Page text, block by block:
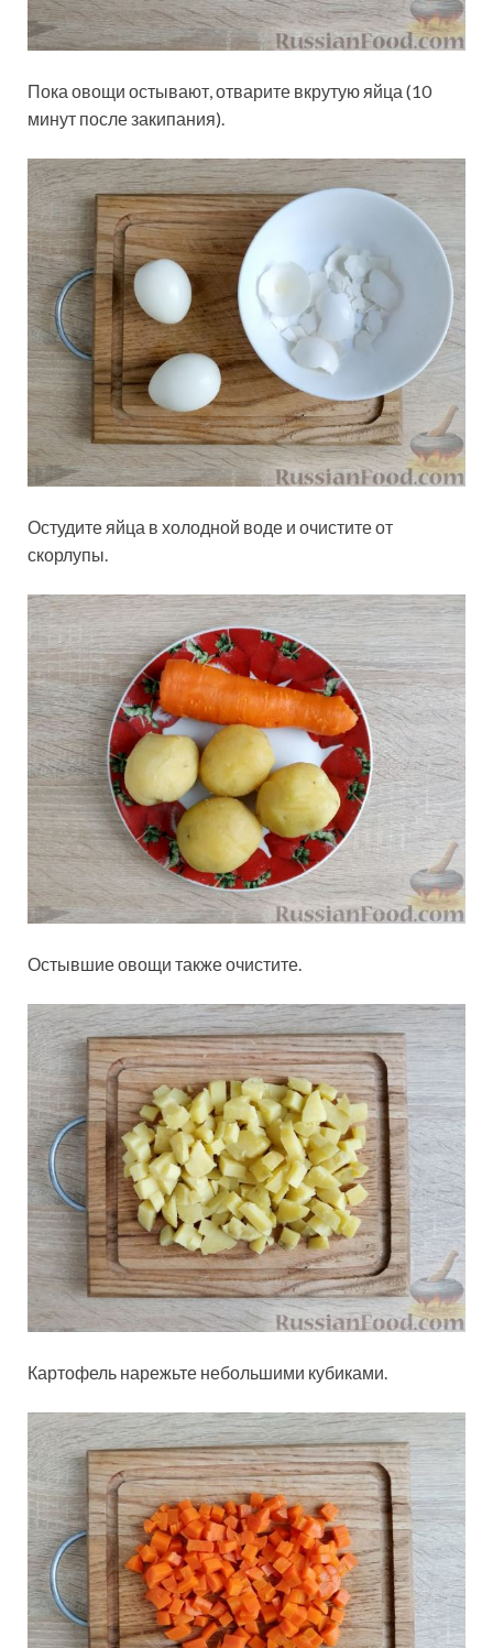
Пока овощи остывают, отварите вкрутую яйца (10
минут после закипания).
Остудите яйца в холодной воде и очистите от
скорлупы.
Остывшие овощи также очистите.
Картофель нарежьте небольшими кубиками.